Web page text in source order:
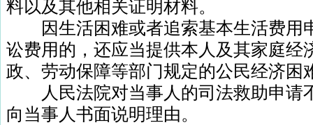
料以及其他相关证明材料。
因生活困难或者追索基本生活费用
讼费用的，还应当提供本人及其家庭经
政、劳动保障等部门规定的公民经济困
人民法院对当事人的司法救助申请
向当事人书面说明理由。